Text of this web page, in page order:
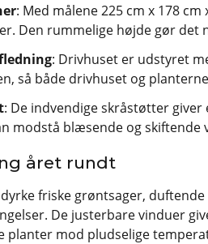
: Med målene 225 cm x 178
Den rummelige højde gør
: Drivhuset er udstyret
så både drivhuset og
: De indvendige skråstøtter
modstå blæsende og skiftende
året rundt
friske grøntsager,
De justerbare vinduer
planter mod pludselige